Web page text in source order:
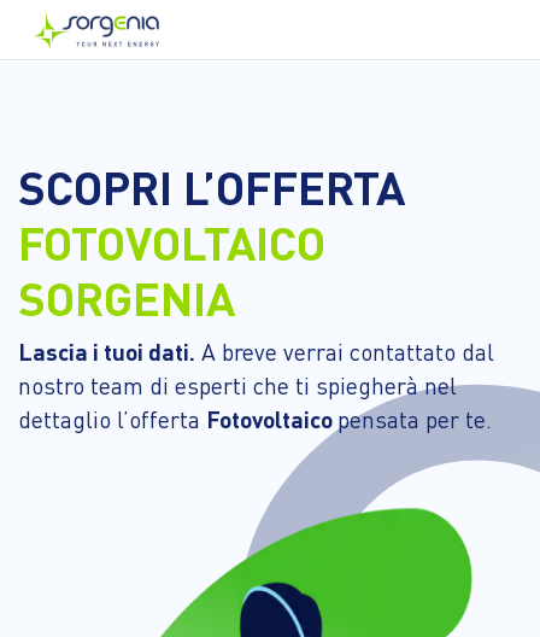
SCOPRI L’OFFERTA
FOTOVOLTAICO
SORGENIA
Lascia i tuoi dati. A breve verrai contattato dal
nostro team di esperti che ti spiegherà nel
dettaglio l’offerta Fotovoltaico pensata per te.